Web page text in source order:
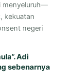
menyeluruh—
kekuatan
negeri
Adi
sebenarnya